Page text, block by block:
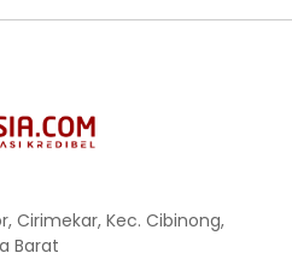
Cirimekar, Kec. Cibinong,
Barat